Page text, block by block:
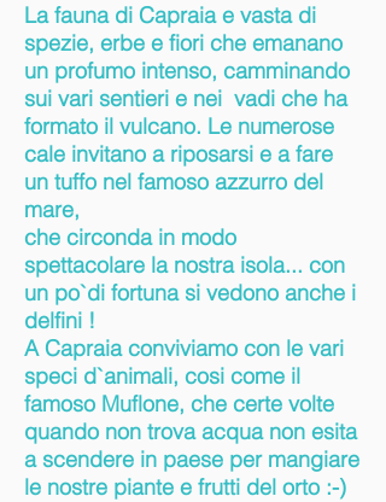
La fauna di Capraia e vasta di
spezie, erbe e fiori che emanano
un profumo intenso, camminando
sui vari sentieri e nei vadi che ha
formato il vulcano. Le numerose
cale invitano a riposarsi e a fare
un tuffo nel famoso azzurro del
mare,
che circonda in modo
spettacolare la nostra isola... con
un po`di fortuna si vedono anche i
delfini !
A Capraia conviviamo con le vari
speci d`animali, cosi come il
famoso Muflone, che certe volte
quando non trova acqua non esita
a scendere in paese per mangiare
le nostre piante e frutti del orto :-)